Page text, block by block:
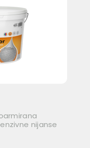
nijanse